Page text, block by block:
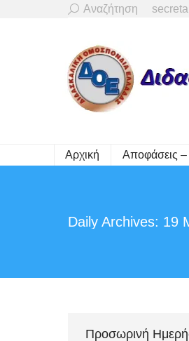
Search:
Αναζήτηση
Αρχική Αποφάσεις –
Daily Archives: 19
Προσωρινή